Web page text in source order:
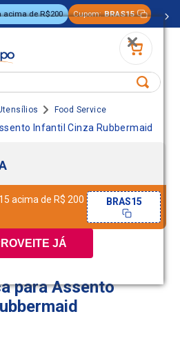
JÁ
de R$200 Cupom: BRAS15
Food Service
Infantil Cinza Rubbermaid
acima de R$ 200
BRAS15
para Assento